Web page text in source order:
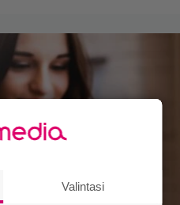
Valintasi